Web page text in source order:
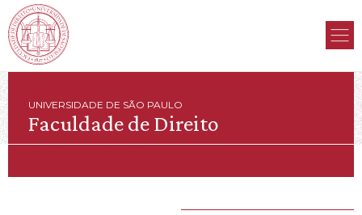
UNIVERSIDADE DE SÃO PAULO
Faculdade de Direito